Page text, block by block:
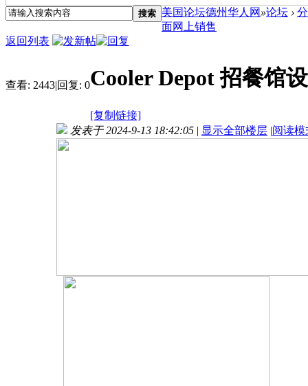
搜索 美国论坛德州华人网 »论坛 ›
面网上销售
返回列表
查看: 2443|回复: 0Cooler Depot 招餐馆
[复制链接]
发表于 2024-9-13 18:42:05 | 显示全部楼层 |阅读模